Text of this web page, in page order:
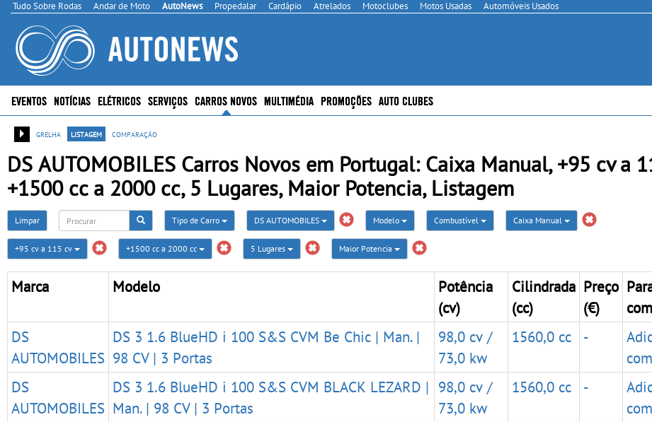
Tudo Sobre Rodas Andar de Moto AutoNews Propedalar Cardápio Atrelados Motoclubes Motos Usadas Automóveis Usados
EVENTOS NOTÍCIAS ELÉTRICOS SERVIÇOS CARROS NOVOS MULTIMÉDIA PROMOÇÕES AUTO CLUBES
grelha listagem comparação
DS AUTOMOBILES Carros Novos em Portugal: Caixa Manual, +95 cv a
+1500 cc a 2000 cc, 5 Lugares, Maior Potencia, Listagem
Limpar Tipo de Carro DS AUTOMOBILES Modelo Combustível Caixa Manual
+95 cv a 115 cv +1500 cc a 2000 cc 5 Lugares Maior Potencia
Marca Modelo
Potência
(cv)
Cilindrada
(cc)
Preço
(€)
DS
AUTOMOBILES
DS 3 1.6 BlueHD i 100 S&S CVM Be Chic | Man. |
98 CV | 3 Portas
98,0 cv /
73,0 kw
1560,0 cc -
DS
AUTOMOBILES
DS 3 1.6 BlueHD i 100 S&S CVM BLACK LEZARD |
Man. | 98 CV | 3 Portas
98,0 cv /
73,0 kw
1560,0 cc -